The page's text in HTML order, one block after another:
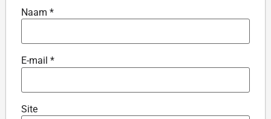
Naam *
E-mail *
Site